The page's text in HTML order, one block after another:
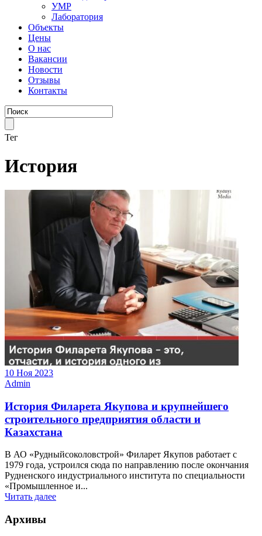
УМР
Лаборатория
Объекты
Цены
О нас
Вакансии
Новости
Отзывы
Контакты
Тег
История
10 Ноя 2023
Admin
История Филарета Якупова и крупнейшего
строительного предприятия области и
Казахстана
В АО «Рудныйсоколовстрой» Филарет Якупов работает с
1979 года, устроился сюда по направлению после окончания
Рудненского индустриального института по специальности
«Промышленное и...
Читать далее
Архивы